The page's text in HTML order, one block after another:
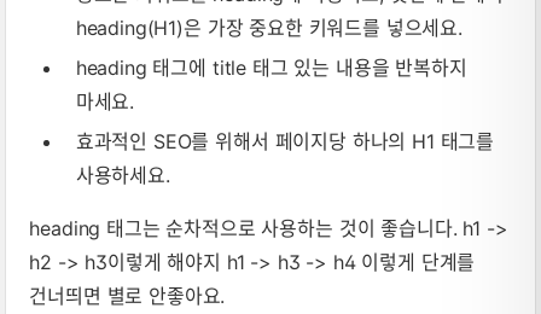
heading(H1)은 가장 중요한 키워드를 넣으세요.
heading 태그에 title 태그 있는 내용을 반복하지
마세요.
효과적인 SEO를 위해서 페이지당 하나의 H1 태그를
사용하세요.
heading 태그는 순차적으로 사용하는 것이 좋습니다. h1 ->
h2 -> h3이렇게 해야지 h1 -> h3 -> h4 이렇게 단계를
건너띄면 별로 안좋아요.